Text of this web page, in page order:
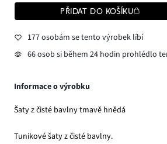
PŘIDAT DO KOŠÍKU
177 osobám se tento výrobek líbí
66 osob si během 24 hodin prohlédlo
Informace o výrobku
Šaty z čisté bavlny tmavě hnědá
Tunikové šaty z čisté bavlny.